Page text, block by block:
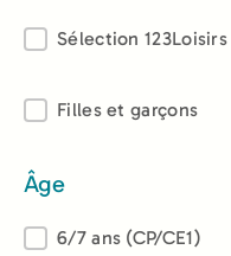
Catégorie
Sélection 123Loisirs
Lectorat
Filles et garçons
Âge
Âge6/7 ans (CP/CE1)